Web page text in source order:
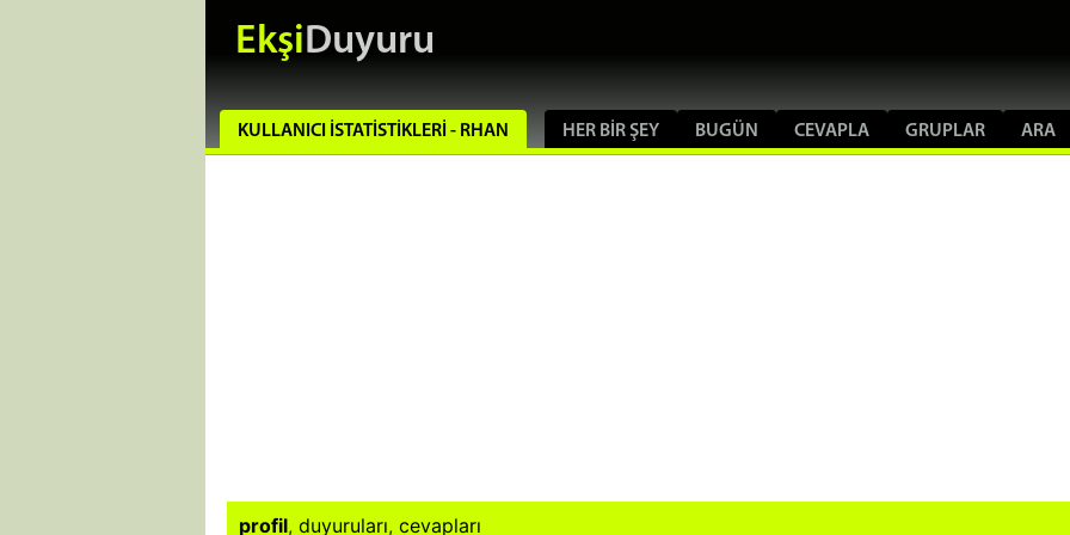
EkşiDuyuru
KULLANICI İSTATISTIKLERI - RHAN HER BIR ŞEY BUGÜN CEVAPLA GRUPLAR ARA
profil, duyuruları, cevapları